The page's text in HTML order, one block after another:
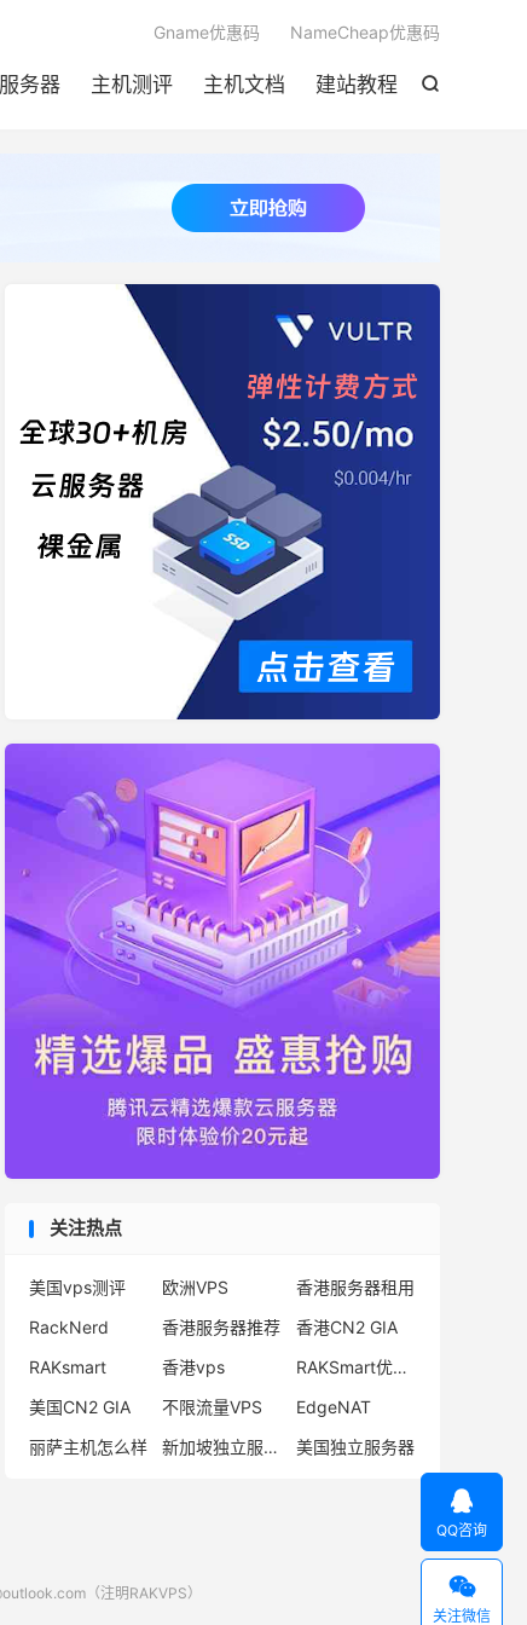

务器 主机测评 主机文档 建站教程
Gname优惠码 NameCheap优惠码
关注热点
美国vps测评 欧洲VPS
香港服务器租用
RackNerd
香港服务器推荐
香港CN2 GIA
RAKsmart
香港vps
RAKSmart优惠码
美国CN2 GIA
不限流量VPS
EdgeNAT
丽萨主机怎么样
新加坡独立服务器 美国独立服务器
（注明RAKVPS）

QQ咨询

关注微信